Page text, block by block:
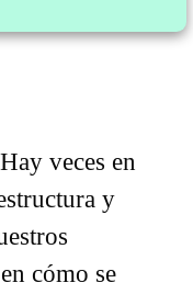
veces en
y
cómo se